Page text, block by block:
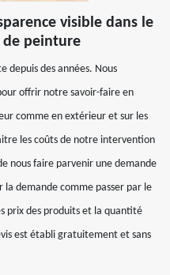
visible dans le
peinture
depuis des années. Nous
offrir notre savoir-faire en
comme en extérieur et sur les
les coûts de notre intervention
nous faire parvenir une demande
la demande comme passer par le
prix des produits et la quantité
est établi gratuitement et sans